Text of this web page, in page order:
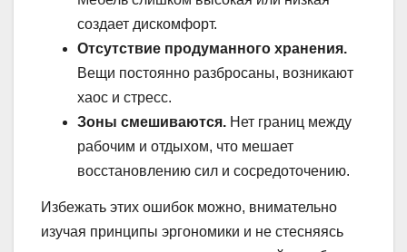
создает дискомфорт.
Отсутствие продуманного хранения.
Вещи постоянно разбросаны, возникают
хаос и стресс.
Зоны смешиваются. Нет границ между
рабочим и отдыхом, что мешает
восстановлению сил и сосредоточению.
Избежать этих ошибок можно, внимательно
изучая принципы эргономики и не стесняясь